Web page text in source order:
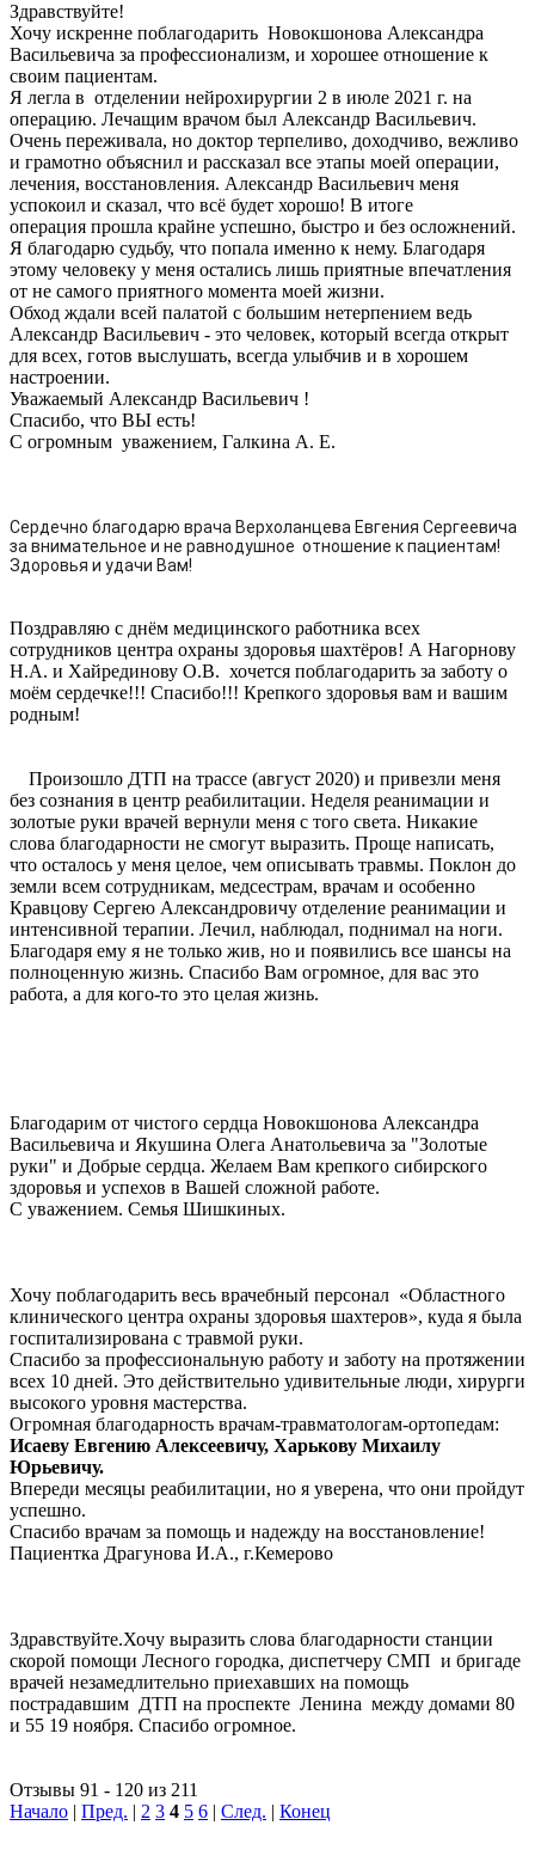
Здравствуйте!
Хочу искренне поблагодарить Новокшонова Александра
Васильевича за профессионализм, и хорошее отношение к
своим пациентам.
Я легла в отделении нейрохирургии 2 в июле 2021 г. на
операцию. Лечащим врачом был Александр Васильевич.
Очень переживала, но доктор терпеливо, доходчиво, вежливо
и грамотно объяснил и рассказал все этапы моей операции,
лечения, восстановления. Александр Васильевич меня
успокоил и сказал, что всё будет хорошо! В итоге
операция прошла крайне успешно, быстро и без осложнений.
Я благодарю судьбу, что попала именно к нему. Благодаря
этому человеку у меня остались лишь приятные впечатления
от не самого приятного момента моей жизни.
Обход ждали всей палатой с большим нетерпением ведь
Александр Васильевич - это человек, который всегда открыт
для всех, готов выслушать, всегда улыбчив и в хорошем
настроении.
Уважаемый Александр Васильевич !
Спасибо, что ВЫ есть!
С огромным уважением, Галкина А. Е.
Сердечно благодарю врача Верхоланцева Евгения Сергеевича
за внимательное и не равнодушное отношение к пациентам!
Здоровья и удачи Вам!
Поздравляю с днём медицинского работника всех
сотрудников центра охраны здоровья шахтёров! А Нагорнову
Н.А. и Хайрединову О.В. хочется поблагодарить за заботу о
моём сердечке!!! Спасибо!!! Крепкого здоровья вам и вашим
родным!
Произошло ДТП на трассе (август 2020) и привезли меня
без сознания в центр реабилитации. Неделя реанимации и
золотые руки врачей вернули меня с того света. Никакие
слова благодарности не смогут выразить. Проще написать,
что осталось у меня целое, чем описывать травмы. Поклон до
земли всем сотрудникам, медсестрам, врачам и особенно
Кравцову Сергею Александровичу отделение реанимации и
интенсивной терапии. Лечил, наблюдал, поднимал на ноги.
Благодаря ему я не только жив, но и появились все шансы на
полноценную жизнь. Спасибо Вам огромное, для вас это
работа, а для кого-то это целая жизнь.
Благодарим от чистого сердца Новокшонова Александра
Васильевича и Якушина Олега Анатольевича за "Золотые
руки" и Добрые сердца. Желаем Вам крепкого сибирского
здоровья и успехов в Вашей сложной работе.
С уважением. Семья Шишкиных.
Хочу поблагодарить весь врачебный персонал «Областного
клинического центра охраны здоровья шахтеров», куда я была
госпитализирована с травмой руки.
Спасибо за профессиональную работу и заботу на протяжении
всех 10 дней. Это действительно удивительные люди, хирурги
высокого уровня мастерства.
Огромная благодарность врачам-травматологам-ортопедам:
Исаеву Евгению Алексеевичу, Харькову Михаилу
Юрьевичу.
Впереди месяцы реабилитации, но я уверена, что они пройдут
успешно.
Спасибо врачам за помощь и надежду на восстановление!
Пациентка Драгунова И.А., г.Кемерово
Здравствуйте.Хочу выразить слова благодарности станции
скорой помощи Лесного городка, диспетчеру СМП и бригаде
врачей незамедлительно приехавших на помощь
пострадавшим ДТП на проспекте Ленина между домами 80
и 55 19 ноября. Спасибо огромное.
Отзывы 91 - 120 из 211
Начало
Пред. 2 3 4 5 6 След. Конец